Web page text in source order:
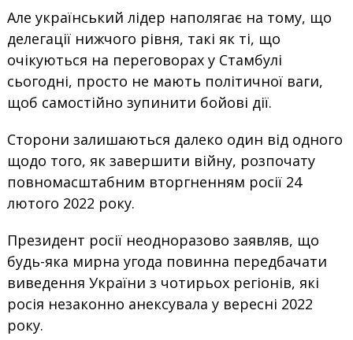
Але український лідер наполягає на тому, що
делегації нижчого рівня, такі як ті, що
очікуються на переговорах у Стамбулі
сьогодні, просто не мають політичної ваги,
щоб самостійно зупинити бойові дії.
Сторони залишаються далеко один від одного
щодо того, як завершити війну, розпочату
повномасштабним вторгненням росії 24
лютого 2022 року.
Президент росії неодноразово заявляв, що
будь-яка мирна угода повинна передбачати
виведення України з чотирьох регіонів, які
росія незаконно анексувала у вересні 2022
року.